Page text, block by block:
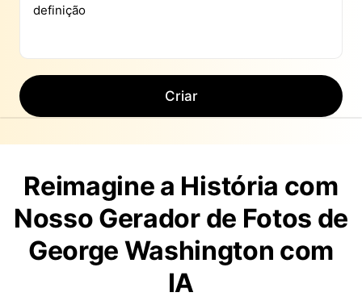
Criar
Reimagine a História com
Nosso Gerador de Fotos de
George Washington com
IA